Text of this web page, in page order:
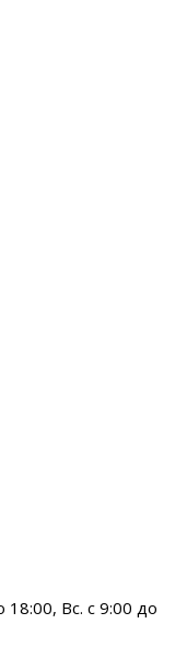
18:00, Вс. с 9:00 до